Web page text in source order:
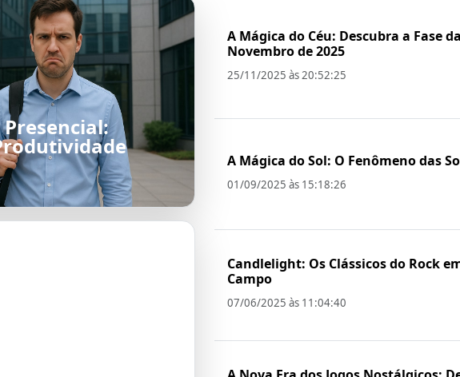
A Mágica do Céu: Descubra a Fase
Novembro de 2025
25/11/2025 às 20:52:25
A Mágica do Sol: O Fenômeno das
01/09/2025 às 15:18:26
Candlelight: Os Clássicos do Rock
Campo
07/06/2025 às 11:04:40